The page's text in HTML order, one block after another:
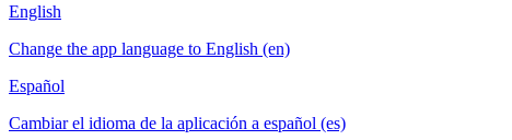
English
Change the app language to English (en)
Español
Cambiar el idioma de la aplicación a español (es)